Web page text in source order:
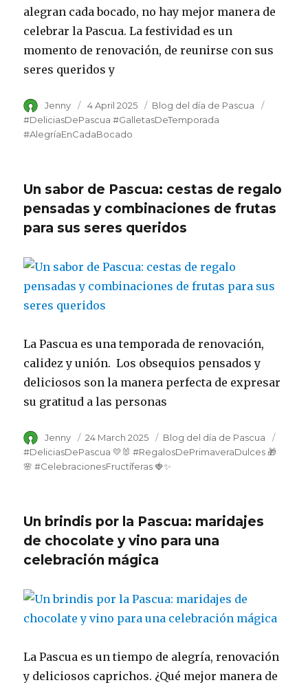
alegran cada bocado, no hay mejor manera de
celebrar la Pascua. La festividad es un
momento de renovación, de reunirse con sus
seres queridos y
Author
Jenny
Posted
on
4 April 2025 Category
Blog del día de Pascua
#DeliciasDePascua #GalletasDeTemporada
#AlegríaEnCadaBocado
Un sabor de Pascua: cestas de regalo
pensadas y combinaciones de frutas
para sus seres queridos
La Pascua es una temporada de renovación,
calidez y unión. Los obsequios pensados ​​​​y
deliciosos son la manera perfecta de expresar
su gratitud a las personas
Author
Jenny
Posted
on
24 March 2025 Category
Blog del día de Pascua
#DeliciasDePascua 💛🐰 #RegalosDePrimaveraDulces 🎁
🌸 #CelebracionesFructíferas 🍓✨
Un brindis por la Pascua: maridajes
de chocolate y vino para una
celebración mágica
La Pascua es un tiempo de alegría, renovación
y deliciosos caprichos. ¿Qué mejor manera de